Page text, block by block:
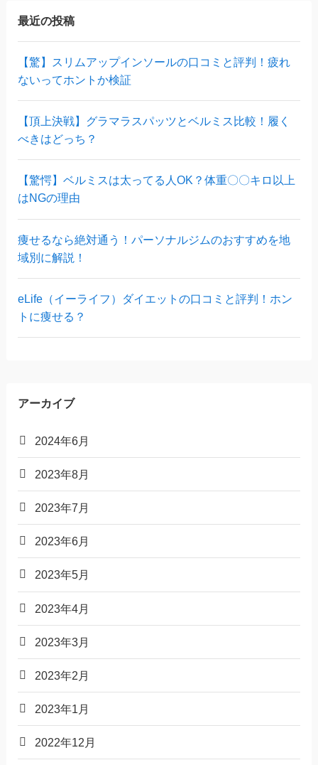
最近の投稿
【驚】スリムアップインソールの口コミと評判！疲れ
ないってホントか検証
【頂上決戦】グラマラスパッツとベルミス比較！履く
べきはどっち？
【驚愕】ベルミスは太ってる人OK？体重〇〇キロ以上
はNGの理由
痩せるなら絶対通う！パーソナルジムのおすすめを地
域別に解説！
eLife（イーライフ）ダイエットの口コミと評判！ホン
トに痩せる？
アーカイブ
2024年6月
2023年8月
2023年7月
2023年6月
2023年5月
2023年4月
2023年3月
2023年2月
2023年1月
2022年12月